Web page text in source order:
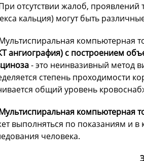
отсутствии жалоб,
кальция) могут быть
компьютерная
ангиография) с построением
- это неинвазивный метод
степень проходимости
общий уровень
компьютерная
выполняться по показаниям и в
человека.